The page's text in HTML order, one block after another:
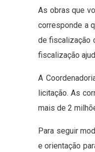
As obras que
corresponde a
de fiscalização
fiscalização
A
licitação. As
mais de 2
Para seguir
e orientação